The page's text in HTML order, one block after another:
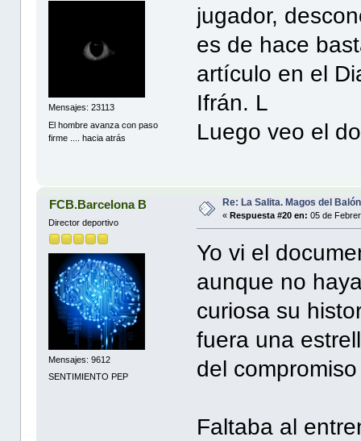
Mensajes: 23113
El hombre avanza con paso
firme .... hacia atrás
jugador,
es de hace
artículo en el
Ifrán. L
Luego veo el
FCB.Barcelona B
Director deportivo
Mensajes: 9612
SENTIMIENTO PEP
Re: La Salita. Magos del Balón
«Respuesta #20 en: 05 de
Yo vi el
aunque no
curiosa su
fuera una
del
Faltaba al